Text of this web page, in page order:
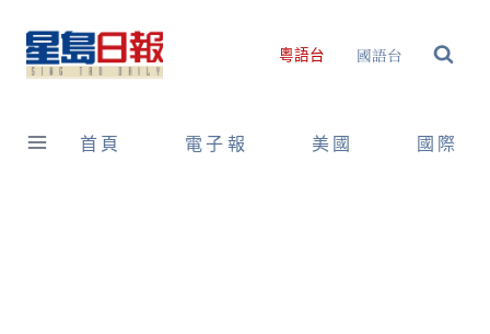
content
粵語台 國語台
首頁 電子報 美國 國際